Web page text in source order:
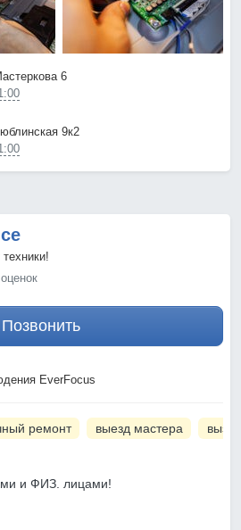
6
9к2
Позвонить
EverFocus
ремонт выезд мастера
и ФИЗ. лицами!